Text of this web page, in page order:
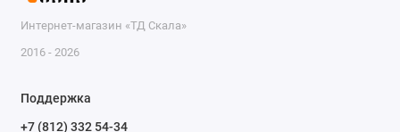
Интернет-магазин «ТД Скала»
2016 - 2026
Поддержка
+7 (812) 332 54-34